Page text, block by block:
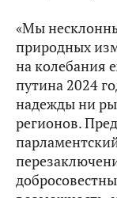
«Мы
природных
на колебания
путина 2024
надежды ни
регионов.